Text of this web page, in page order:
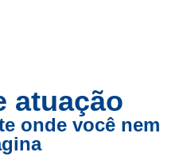
atuação
onde você nem